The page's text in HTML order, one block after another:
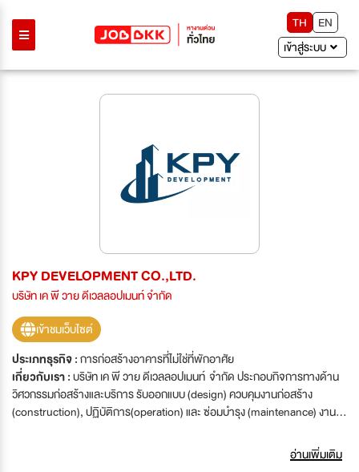
TH
EN
เข้าสู่ระบบ
KPY DEVELOPMENT CO.,LTD.
บริษัท เค พี วาย ดีเวลลอปเมนท์ จำกัด
เข้าชมเว็บไซต์
ประเภทธุรกิจ :การก่อสร้างอาคารที่ไม่ใช่ที่พักอาศัย
เกี่ยวกับเรา :บริษัท เค พี วาย ดีเวลลอปเมนท์ จำกัด ประกอบกิจการทางด้าน
วิศวกรรมก่อสร้างและบริการ รับออกแบบ (design) ควบคุมงานก่อสร้าง
(construction), ปฏิบัติการ(operation) และ ซ่อมบำรุง (maintenance) งาน
ผลิตน้ำกรองอุตสาหกรรม (น้ำประปา) งานบริการด้านวิเคราะห์น้ำ (LAB),
อ่านเพิ่มเติม